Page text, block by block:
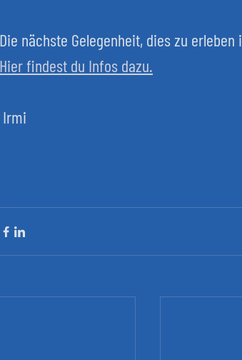
Die nächste Gelegenheit, dies zu
Hier findest du Infos dazu.
Irmi